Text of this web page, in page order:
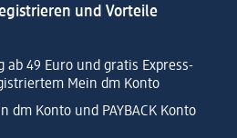
und Vorteile
ab 49 Euro und gratis Express-
Mein dm Konto
dm Konto und PAYBACK Konto